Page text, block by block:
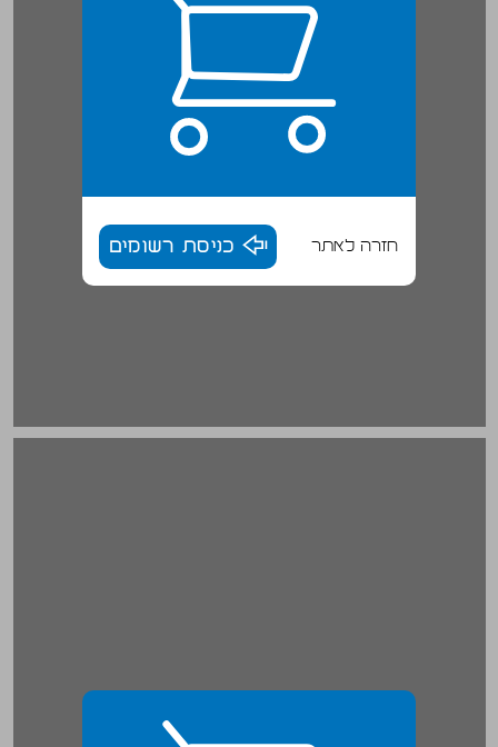
חזרה לאתר כניסת רשומים
שער ראשון היבטים שונים במסעו הלימודי של הילד הקטן ... 19